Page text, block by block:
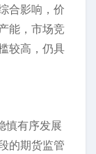
合影响，价
能，市场竞
较高，仍具
慎有序发展
的期货监管